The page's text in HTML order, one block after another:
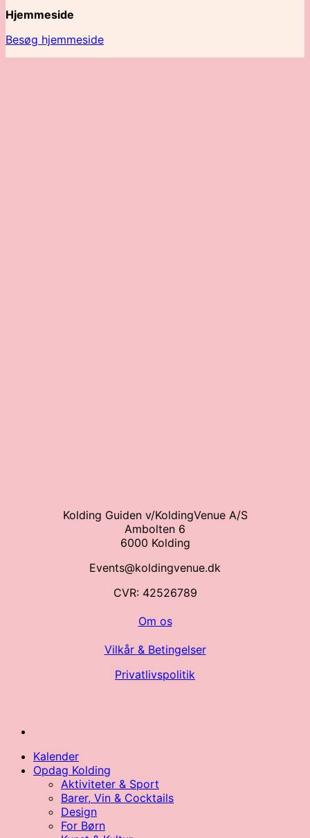
Hjemmeside
Besøg hjemmeside
Kolding Guiden v/KoldingVenue A/S
Ambolten 6
6000 Kolding
Events@koldingvenue.dk
CVR: 42526789
Om os
Vilkår & Betingelser
Privatlivspolitik
Kalender
Opdag Kolding
Aktiviteter & Sport
Barer, Vin & Cocktails
Design
For Børn